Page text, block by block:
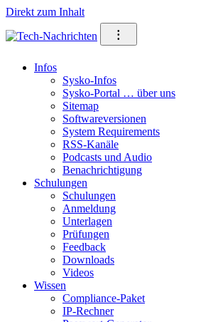
Direkt zum Inhalt
⁝
Infos
Sysko-Infos
Sysko-Portal … über uns
Sitemap
Softwareversionen
System Requirements
RSS-Kanäle
Podcasts und Audio
Benachrichtigung
Schulungen
Schulungen
Anmeldung
Unterlagen
Prüfungen
Feedback
Downloads
Videos
Wissen
Compliance-Paket
IP-Rechner